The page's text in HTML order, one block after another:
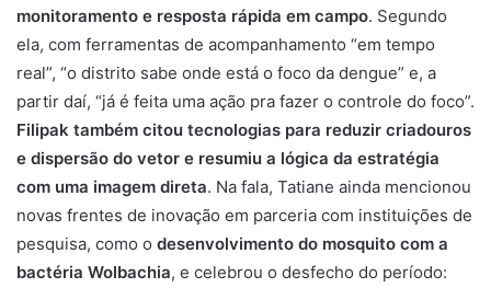
monitoramento e resposta rápida em campo. Segundo
ela, com ferramentas de acompanhamento “em tempo
real”, “o distrito sabe onde está o foco da dengue” e, a
partir daí, “já é feita uma ação pra fazer o controle do foco”.
Filipak também citou tecnologias para reduzir criadouros
e dispersão do vetor e resumiu a lógica da estratégia
com uma imagem direta. Na fala, Tatiane ainda mencionou
novas frentes de inovação em parceria com instituições de
pesquisa, como o desenvolvimento do mosquito com a
bactéria Wolbachia, e celebrou o desfecho do período: